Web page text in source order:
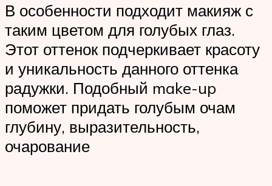
В особенности подходит макияж с
таким цветом для голубых глаз.
Этот оттенок подчеркивает красоту
и уникальность данного оттенка
радужки. Подобный make-up
поможет придать голубым очам
глубину, выразительность,
очарование